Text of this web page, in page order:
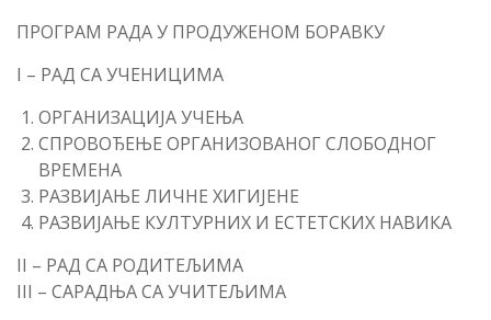
ПРОГРАМ РАДА У ПРОДУЖЕНОМ БОРАВКУ
I – РАД СА УЧЕНИЦИМА
ОРГАНИЗАЦИЈА УЧЕЊА
СПРОВОЂЕЊЕ ОРГАНИЗОВАНОГ СЛОБОДНОГ
ВРЕМЕНА
РАЗВИЈАЊЕ ЛИЧНЕ ХИГИЈЕНЕ
РАЗВИЈАЊЕ КУЛТУРНИХ И ЕСТЕТСКИХ НАВИКА
II – РАД СА РОДИТЕЉИМА
III – САРАДЊА СА УЧИТЕЉИМА